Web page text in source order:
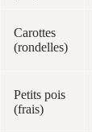
Carottes
(rondelles)
Petits pois
(frais)